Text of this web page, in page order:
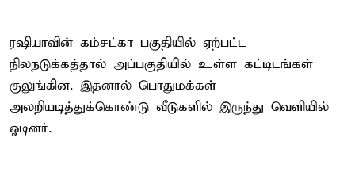
ரஷியாவின் கம்சட்கா பகுதியில் ஏற்பட்ட
நிலநடுக்கத்தால் அப்பகுதியில் உள்ள கட்டிடங்கள்
குலுங்கின. இதனால் பொதுமக்கள்
அலறியடித்துக்கொண்டு வீடுகளில் இருந்து வெளியில்
ஓடினர்.